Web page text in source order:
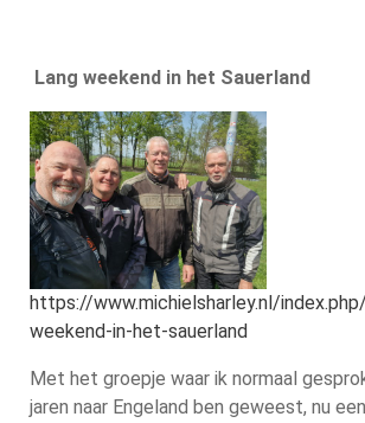
Lang weekend in het Sauerland
https://www.michielsharley.nl/
weekend-in-het-sauerland
Met het groepje waar ik normaal
jaren naar Engeland ben geweest, nu